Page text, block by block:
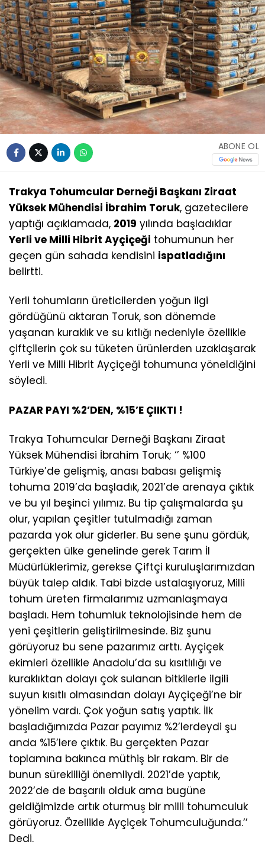
ABONE OL
Trakya Tohumcular Derneği Başkanı Ziraat
Yüksek Mühendisi İbrahim Toruk, gazetecilere
yaptığı açıklamada, 2019 yılında başladıklar
Yerli ve Milli Hibrit Ayçiçeği tohumunun her
geçen gün sahada kendisini ispatladığını
belirtti.
Yerli tohumların üreticilerden yoğun ilgi
gördüğünü aktaran Toruk, son dönemde
yaşanan kuraklık ve su kıtlığı nedeniyle özellikle
çiftçilerin çok su tüketen ürünlerden uzaklaşarak
Yerli ve Milli Hibrit Ayçiçeği tohumuna yöneldiğini
söyledi.
PAZAR PAYI %2’DEN, %15’E ÇIIKTI !
Trakya Tohumcular Derneği Başkanı Ziraat
Yüksek Mühendisi İbrahim Toruk; ‘’ %100
Türkiye’de gelişmiş, anası babası gelişmiş
tohuma 2019’da başladık, 2021’de arenaya çıktık
ve bu yıl beşinci yılımız. Bu tip çalışmalarda şu
olur, yapılan çeşitler tutulmadığı zaman
pazarda yok olur giderler. Bu sene şunu gördük,
gerçekten ülke genelinde gerek Tarım İl
Müdürlüklerimiz, gerekse Çiftçi kuruluşlarımızdan
büyük talep aldık. Tabi bizde ustalaşıyoruz, Milli
tohum üreten firmalarımız uzmanlaşmaya
başladı. Hem tohumluk teknolojisinde hem de
yeni çeşitlerin geliştirilmesinde. Biz şunu
görüyoruz bu sene pazarımız arttı. Ayçiçek
ekimleri özellikle Anadolu’da su kısıtlılığı ve
kuraklıktan dolayı çok sulanan bitkilerle ilgili
suyun kısıtlı olmasından dolayı Ayçiçeği’ne bir
yönelim vardı. Çok yoğun satış yaptık. İlk
başladığımızda Pazar payımız %2’lerdeydi şu
anda %15’lere çıktık. Bu gerçekten Pazar
toplamına bakınca müthiş bir rakam. Bir de
bunun sürekliliği önemliydi. 2021’de yaptık,
2022’de de başarılı olduk ama bugüne
geldiğimizde artık oturmuş bir milli tohumculuk
görüyoruz. Özellikle Ayçiçek Tohumculuğunda.’’
Dedi.